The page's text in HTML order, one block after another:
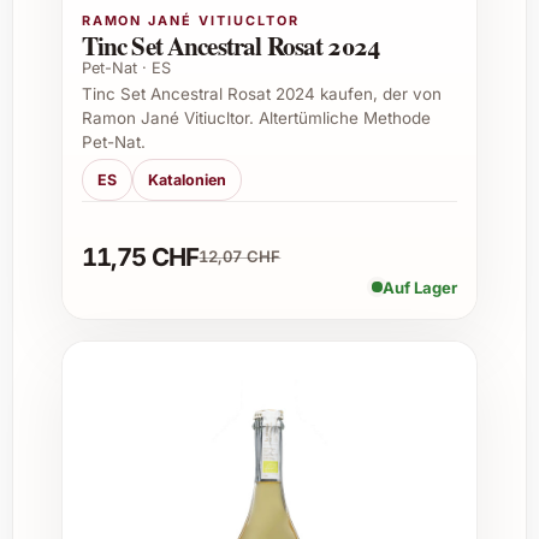
Feine Perlage mit angenehmer
Mineralität
Idealer Begleiter zu Meeresfrüchten,
Tapas und kräftigem Käse
Empfohlene Gelegenheiten zum
Verschenken:
Geburtstagsfeiern und Jubiläen
Weihnachts- und Neujahrsfeste
oder Kundengeschenke
Gönnen Sie sich oder Ihren Liebsten einen
Genussmoment der besonderen Art und
RAMON JANÉ VITIUCLTOR
Tinc Set Ancestral Rosat 2024
Pet-Nat · ES
Tinc Set Ancestral Rosat 2024 kaufen, der von
Ramon Jané Vitiucltor. Altertümliche Methode
Pet-Nat.
ES Katalonien
11,75 CHF12,07 CHF
Auf Lager